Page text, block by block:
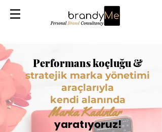
Performans koçluğu &
stratejik marka yönetimi
araçlarıyla
kendi alanında
Marka Kadınlar
yaratıyoruz!